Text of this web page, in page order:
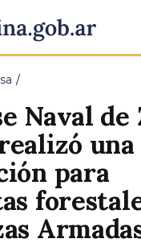
principal
Naval de
para